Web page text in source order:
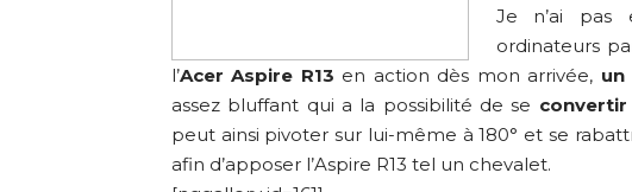
Je n’ai pas
ordinateurs
l’Acer Aspire R13 en action dès mon arrivée, un
assez bluffant qui a la possibilité de se
peut ainsi pivoter sur lui-même à 180° et se
afin d’apposer l’Aspire R13 tel un chevalet.